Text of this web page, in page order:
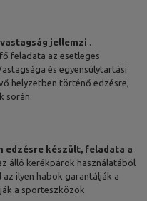
jellemzi .
feladata az esetleges
és egyensúlytartási
helyzetben történő edzésre,
során.
edzésre készült, feladata a
álló kerékpárok használatából
ilyen habok garantálják a
a sporteszközök